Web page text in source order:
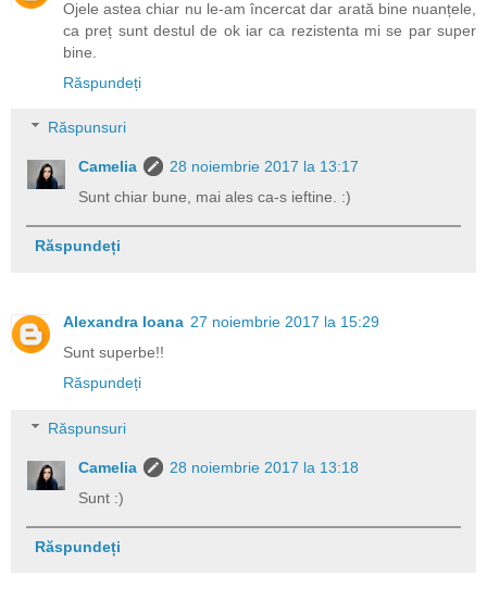
Ojele astea chiar nu le-am încercat dar arată bine nuanțele,
ca preț sunt destul de ok iar ca rezistenta mi se par super
bine.
Răspundeți
Răspunsuri
Camelia
28 noiembrie 2017 la 13:17
Sunt chiar bune, mai ales ca-s ieftine. :)
Răspundeți
Alexandra Ioana 27 noiembrie 2017 la 15:29
Sunt superbe!!
Răspundeți
Răspunsuri
Camelia
28 noiembrie 2017 la 13:18
Sunt :)
Răspundeți